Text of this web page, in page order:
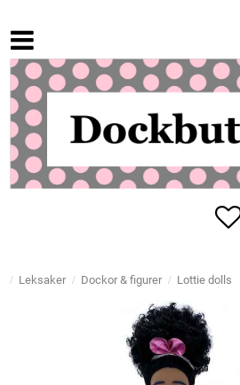
Leksaker Dockor & figurer Lottie dolls